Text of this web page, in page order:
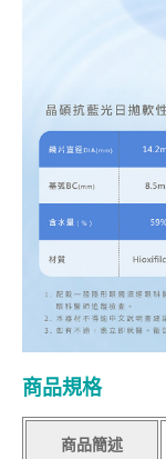
商品規格
商品簡述